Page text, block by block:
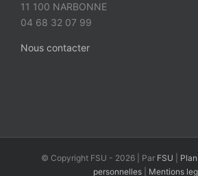
11 100 NARBONNE
04 68 32 07 99
Nous contacter
© Copyright FSU - 2026 | Par FSU
personnelles
Mentions